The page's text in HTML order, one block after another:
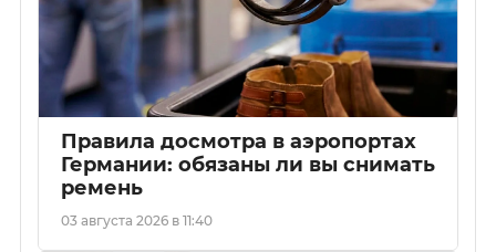
Правила досмотра в аэропортах
Германии: обязаны ли вы снимать
ремень
03 августа 2026 в 11:40